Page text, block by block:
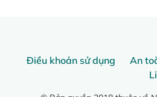
Điều khoản sử dụng An